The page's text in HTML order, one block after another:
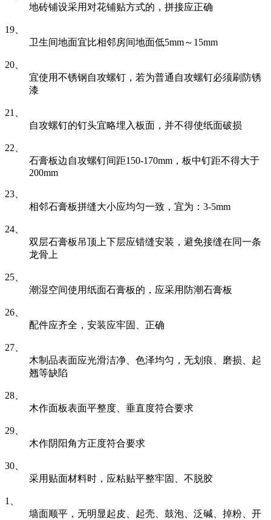
地砖铺设采用对花铺贴方式的，拼接应正确
19、
卫生间地面宜比相邻房间地面低5mm～15mm
20、
宜使用不锈钢自攻螺钉，若为普通自攻螺钉必须刷防锈
漆
21、
自攻螺钉的钉头宜略埋入板面，并不得使纸面破损
22、
石膏板边自攻螺钉间距150-170mm，板中钉距不得大于
200mm
23、
相邻石膏板拼缝大小应均匀一致，宜为：3-5mm
24、
双层石膏板吊顶上下层应错缝安装，避免接缝在同一条
龙骨上
25、
潮湿空间使用纸面石膏板的，应采用防潮石膏板
26、
配件应齐全，安装应牢固、正确
27、
木制品表面应光滑洁净、色泽均匀，无划痕、磨损、起
翘等缺陷
28、
木作面板表面平整度、垂直度符合要求
29、
木作阴阳角方正度符合要求
30、
采用贴面材料时，应粘贴平整牢固、不脱胶
1、
墙面顺平，无明显起皮、起壳、鼓泡、泛碱、掉粉、开